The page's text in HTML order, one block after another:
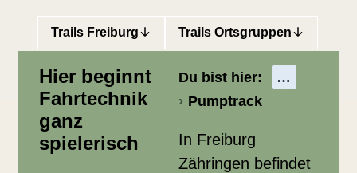
Trails Freiburg Trails Ortsgruppen
Hier beginnt
Fahrtechnik
ganz
spielerisch
Du bist hier:
Pumptrack
In Freiburg
Zähringen befindet